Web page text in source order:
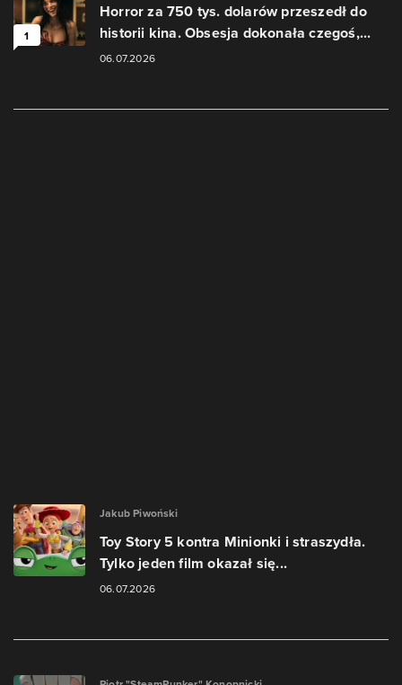
1
Horror za 750 tys. dolarów przeszedł do
historii kina. Obsesja dokonała czegoś,...
06.07.2026
Jakub Piwoński
Toy Story 5 kontra Minionki i straszydła.
Tylko jeden film okazał się...
06.07.2026